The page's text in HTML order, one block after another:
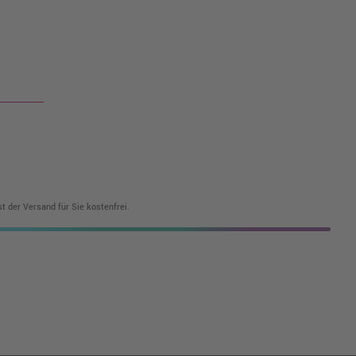
der Versand für Sie kostenfrei.